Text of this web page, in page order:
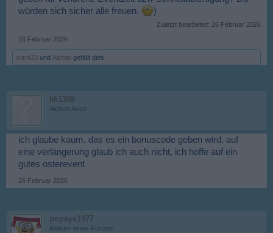
würden sich sicher alle freuen.
)
Zuletzt bearbeitet: 26 Februar 2026
26 Februar 2026
isara33 und Ashari gefällt dies.
kk1308
Aktiver Autor
ich glaube kaum, das es ein bonuscode geben wird. auf
eine verlängerung glaub ich auch nicht, ich hoffe auf ein
gutes osterevent
26 Februar 2026
popeye1977
Meister eines Forums